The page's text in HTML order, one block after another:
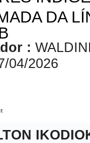
DA
:
04/2026